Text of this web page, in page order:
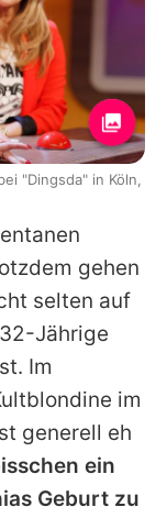
gehen
selten auf
Jährige
Im
im
generell eh
ein
Geburt zu
"Dingsda" in Köln,